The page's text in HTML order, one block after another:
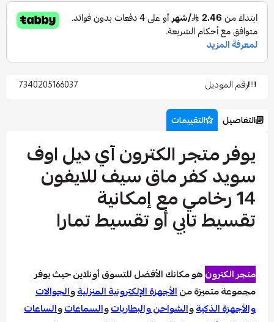
7340205166037
التقييمات
الكترون آي ديل اوف
كفر ماق سيف للايفون
مع إمكانية
تابي أو تقسيط تمارا
هو مكانك الأفضل للتسوق أونلاين حيث يوفر
منالأجهزة الإلكترونية المنزليةوالجوالات
والشواحن والبطارياتوالسماعاتوالساعات